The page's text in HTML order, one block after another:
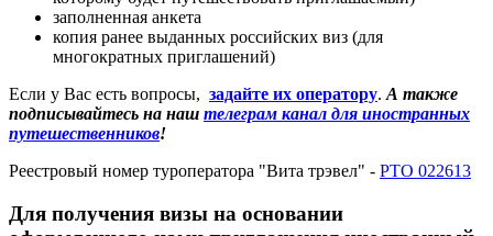
заполненная анкета
копия ранее выданных российских виз (для
многократных приглашений)
Если у Вас есть вопросы, задайте их оператору. А также
подписывайтесь на наш телеграм канал для иностранных
путешественников!
Реестровый номер туроператора "Вита трэвел" - РТО 022613
Для получения визы на основании